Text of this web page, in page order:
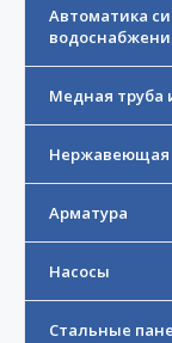
Автоматика
Медная труба
Нержавеющая
Арматура
Насосы
Стальные